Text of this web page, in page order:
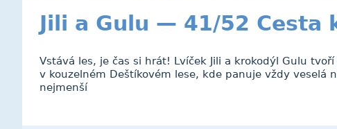
Jili a Gulu — 41/52 Cesta
Vstává les, je čas si hrát! Lvíček Jili a krokodýl Gulu
v kouzelném Deštíkovém lese, kde panuje vždy veselá
nejmenší